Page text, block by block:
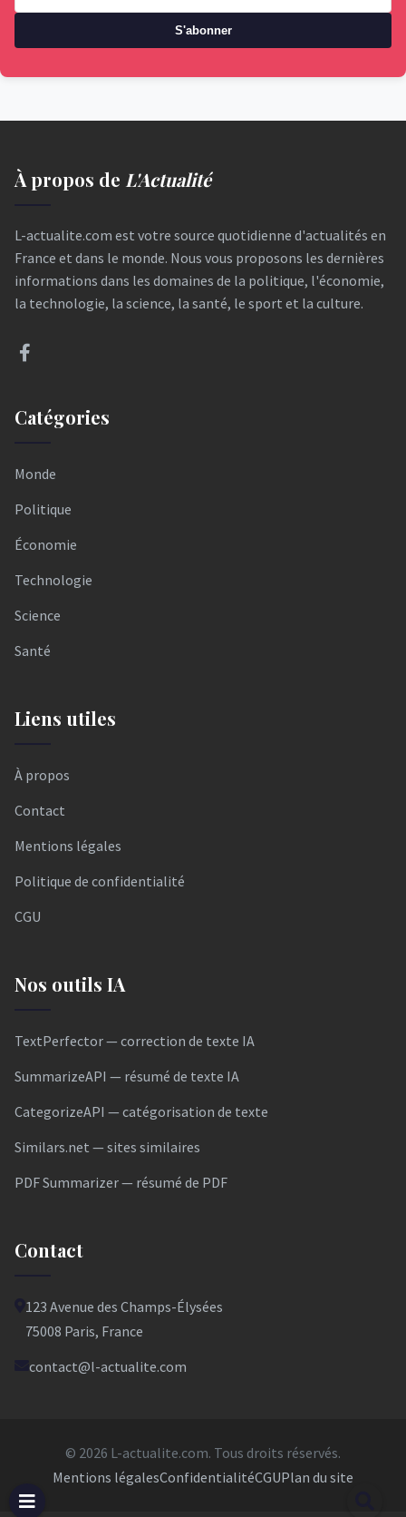
S'abonner
À propos de L'Actualité
L-actualite.com est votre source quotidienne d'actualités en
France et dans le monde. Nous vous proposons les dernières
informations dans les domaines de la politique, l'économie,
la technologie, la science, la santé, le sport et la culture.
Catégories
Monde
Politique
Économie
Technologie
Science
Santé
Liens utiles
À propos
Contact
Mentions légales
Politique de confidentialité
CGU
Nos outils IA
TextPerfector — correction de texte IA
SummarizeAPI — résumé de texte IA
CategorizeAPI — catégorisation de texte
Similars.net — sites similaires
PDF Summarizer — résumé de PDF
Contact
123 Avenue des Champs-Élysées
75008 Paris, France
contact@l-actualite.com
© 2026 L-actualite.com. Tous droits réservés.
Mentions légalesConfidentialitéCGUPlan du site